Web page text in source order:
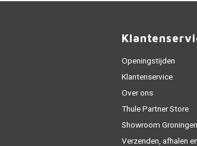
Openingstijden
Klantenservice
Over ons
Thule Partner Store
Showroom Groningen
Verzenden, afhalen